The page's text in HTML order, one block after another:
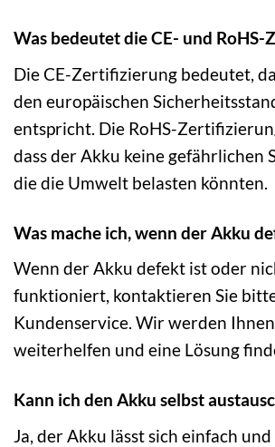
Was bedeutet die CE- und
Die CE-Zertifizierung bedeutet,
den europäischen
entspricht. Die RoHS-
dass der Akku keine gefährlichen
die die Umwelt belasten könnten.
Was mache ich, wenn der Akku
Wenn der Akku defekt ist oder
funktioniert, kontaktieren Sie
Kundenservice. Wir werden
weiterhelfen und eine Lösung
Kann ich den Akku selbst
Ja, der Akku lässt sich einfach